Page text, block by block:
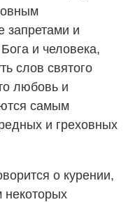
запретами и
и человека,
слов святого
любовь и
самым
и греховных
о курении,
некоторых